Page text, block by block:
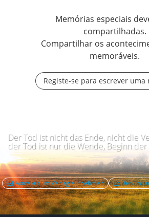
Memórias especiais
compartilhadas.
Compartilhar os
memoráveis.
Registe-se para escrever uma
Der Tod ist nicht das Ende, nicht die
der Tod ist nur die Wende, Beginn der
Kontakt zum Verlag aufnehmen